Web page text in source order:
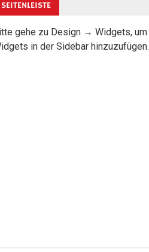
SEITENLEISTE
gehe zu Design → Widgets, um
in der Sidebar hinzuzufügen.